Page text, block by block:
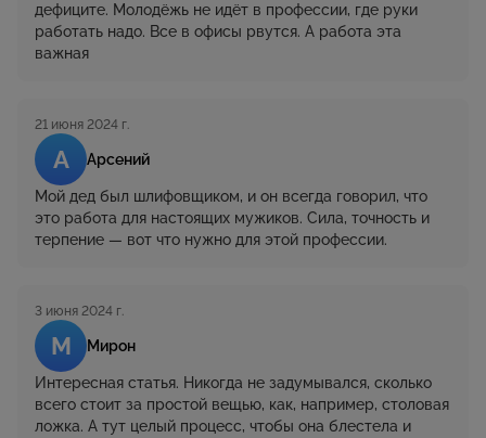
дефиците. Молодёжь не идёт в профессии, где руки
работать надо. Все в офисы рвутся. А работа эта
важная
А Арсений
21 июня 2024 г.
Мой дед был шлифовщиком, и он всегда говорил, что
это работа для настоящих мужиков. Сила, точность и
терпение — вот что нужно для этой профессии.
М Мирон
3 июня 2024 г.
Интересная статья. Никогда не задумывался, сколько
всего стоит за простой вещью, как, например, столовая
ложка. А тут целый процесс, чтобы она блестела и